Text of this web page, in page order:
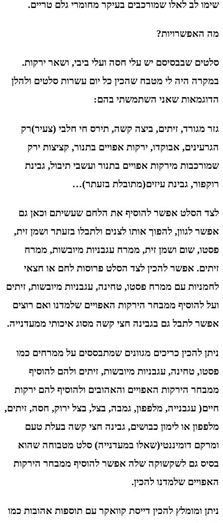
שימו לב לאלו שמורכבים בעיקר מחומרי גלם טריים.
מה האפשרויות?
סלטים שבבסיסם יש עלי חסה ועלי ביבי, ושאר ירקות.
במקרה היה לי מטבח שהכין כל יום עשרות סלטים ולהלן
הדוגמאות שאני השתמשתי בהם:
גזר מגורד, זיתים, ביצה קשה, תירס חי חלבי (צעיר)רק
הגרעינים, אבוקדו, ירקות אפויים בתנור, קציצות ירק
שמורכבות מירקות אפויים בתנור ועשבי תיבול, גבינת
רוקפור, גבינת עיזים(מתובלת בזעתר)…
לצד הסלט אפשר להוסיף את הלחם שעשיתם וכאן גם
אפשר לגוון, להפוך אותו לצנים ולתבלו בזעתר ושמן זית,
פסטו, שום ושמן זית, ממרח עגבניות מיובשות, ממרח
זיתים. אפשר להכין לצד הסלט פרוסות לחם או חצאי
לחמניות עם ממרח פסטו, טחינה, עגבניות מיובשות, זיתים
ועל להוסיף ממבחר הירקות האפויים שלמדנו ואם רוצים
אפשר לתבל גם בגבינה חצי קשה מסוג איכותי ממעדנייה.
ניתן להכין כריכים מגוונים שמתבססים על ממרחים כמו
פסטו, טחינה, עגבניות מיובשות, זיתים ולהם להוסיף
ממבחר הירקות האפויים והאהובים ולהוסיף להם ירקות
חיים( עגבנייה, מלפפון, גמבה, בצל, בצל ירוק, חסה, זיתים,
מלפפון או לימון כבושים, גבינה חצי קשה בעלת טעם
ומרקם דומיננטי(שאלו במעדנייה) סלט מטבוחה שהוא
בסיס גם לשקשוקה שלה אפשר להוסיף ממבחר הירקות
האפויים שלמדנו להכין.
ניתן ומומלץ להכין דייסת קוואקר עם תוספות אהובות כמו